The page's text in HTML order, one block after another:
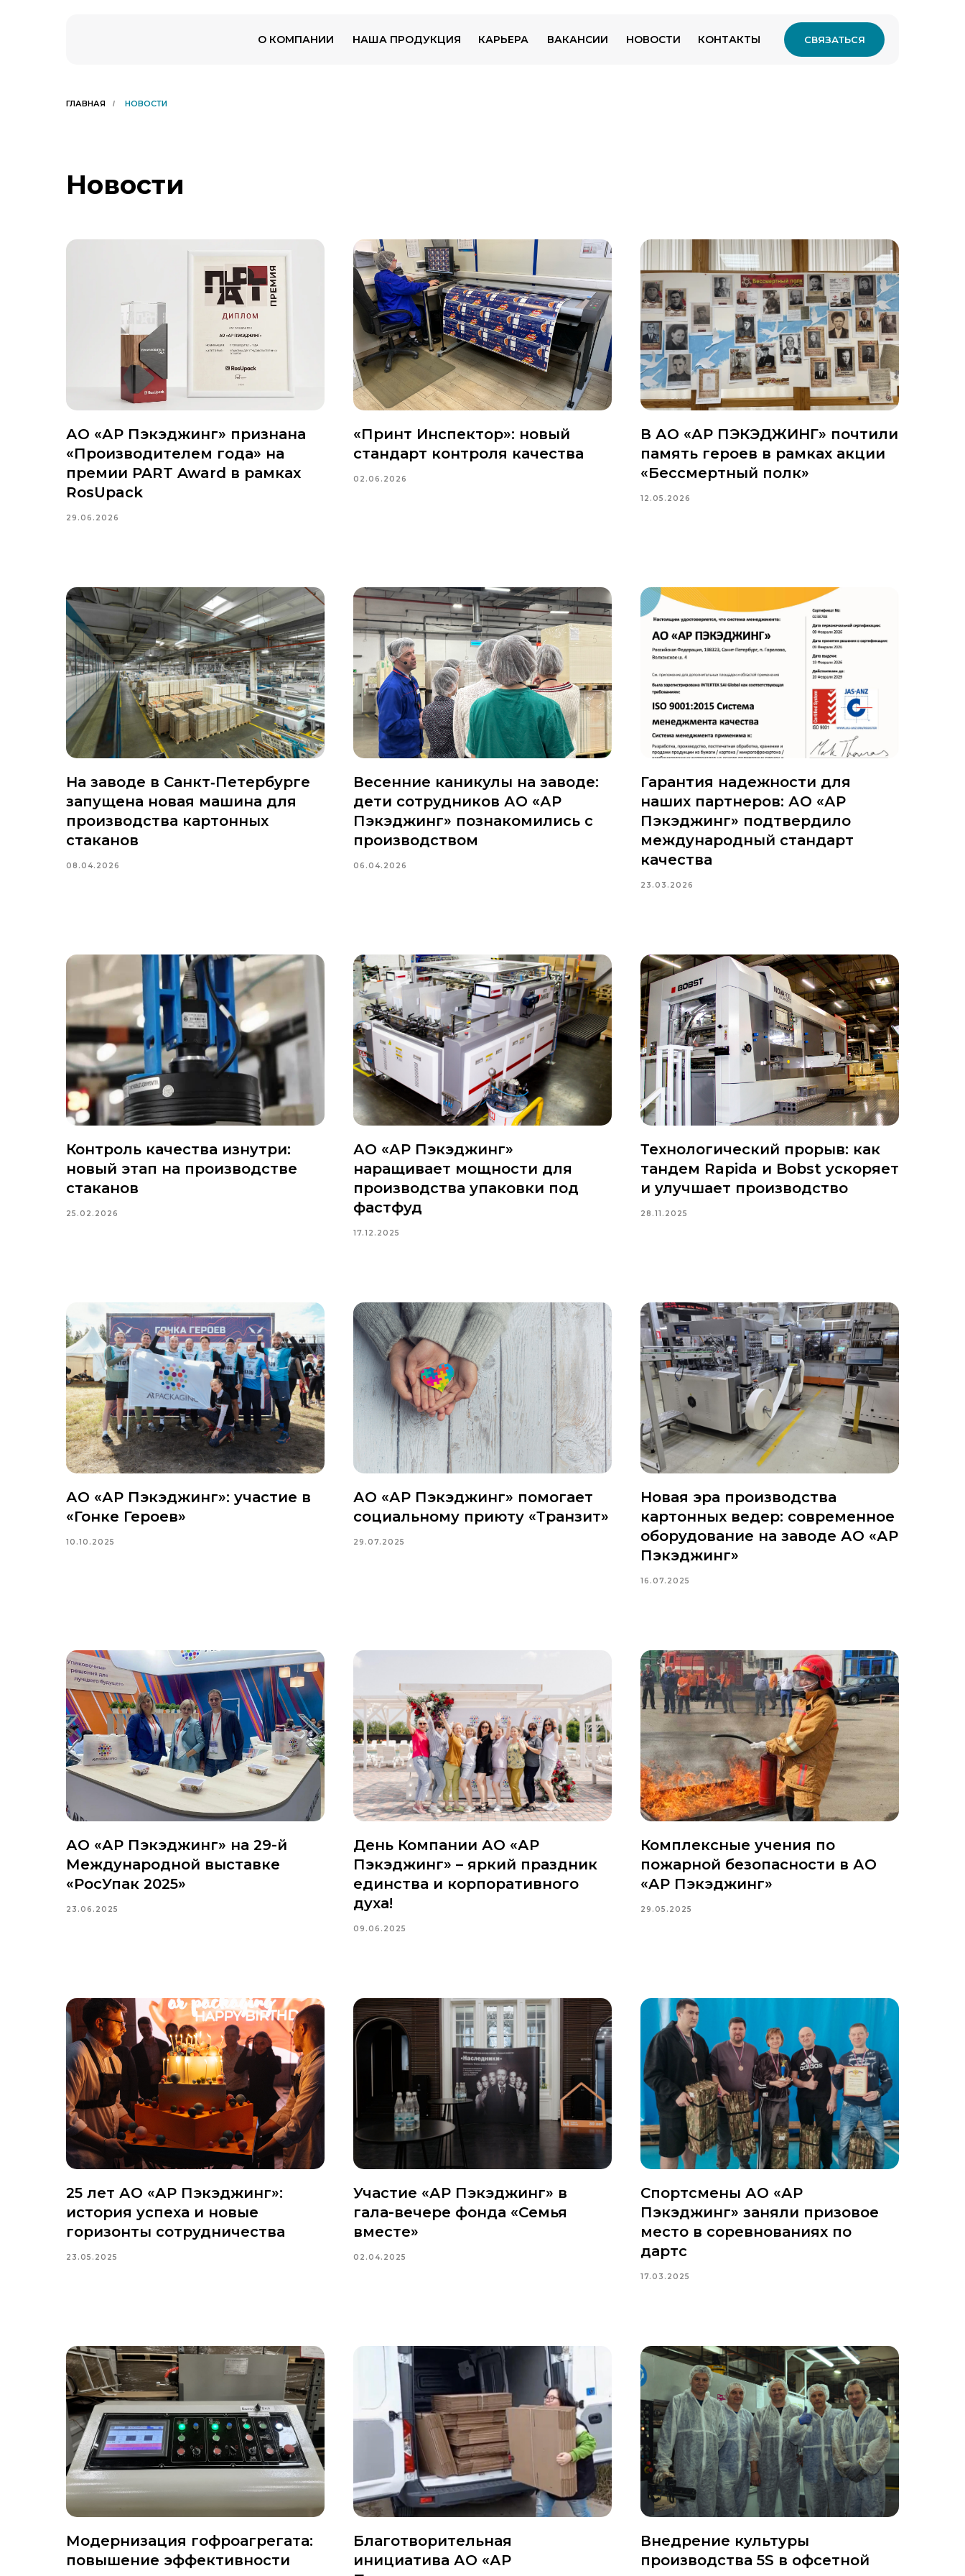
СВЯЗАТЬСЯ
О КОМПАНИИ НАША ПРОДУКЦИЯ КАРЬЕРА НОВОСТИ КОНТАКТЫ
ВАКАНСИИ
ГЛАВНАЯ / НОВОСТИ
Новости
АО «АР Пэкэджинг» признана
«Производителем года» на
премии PART Award в рамках
RosUpack
29.06.2026
«Принт Инспектор»: новый
стандарт контроля качества
02.06.2026
В АО «АР ПЭКЭДЖИНГ» почтили
память героев в рамках акции
«Бессмертный полк»
12.05.2026
На заводе в Санкт‑Петербурге
запущена новая машина для
производства картонных
стаканов
08.04.2026
Весенние каникулы на заводе:
дети сотрудников АО «АР
Пэкэджинг» познакомились с
производством
06.04.2026
Гарантия надежности для
наших партнеров: АО «АР
Пэкэджинг» подтвердило
международный стандарт
качества
23.03.2026
Контроль качества изнутри:
новый этап на производстве
стаканов
25.02.2026
АО «АР Пэкэджинг»
наращивает мощности для
производства упаковки под
фастфуд
17.12.2025
Технологический прорыв: как
тандем Rapida и Bobst ускоряет
и улучшает производство
28.11.2025
АО «АР Пэкэджинг»: участие в
«Гонке Героев»
10.10.2025
АО «АР Пэкэджинг» помогает
социальному приюту «Транзит»
29.07.2025
Новая эра производства
картонных ведер: современное
оборудование на заводе АО «АР
Пэкэджинг»
16.07.2025
АО «АР Пэкэджинг» на 29-й
Международной выставке
«РосУпак 2025»
23.06.2025
День Компании АО «АР
Пэкэджинг» – яркий праздник
единства и корпоративного
духа!
09.06.2025
Комплексные учения по
пожарной безопасности в АО
«АР Пэкэджинг»
29.05.2025
25 лет АО «АР Пэкэджинг»:
история успеха и новые
горизонты сотрудничества
23.05.2025
Участие «АР Пэкэджинг» в
гала-вечере фонда «Семья
вместе»
02.04.2025
Спортсмены АО «АР
Пэкэджинг» заняли призовое
место в соревнованиях по
дартс
17.03.2025
Модернизация гофроагрегата:
повышение эффективности
Благотворительная
инициатива АО «АР
Внедрение культуры
производства 5S в офсетной